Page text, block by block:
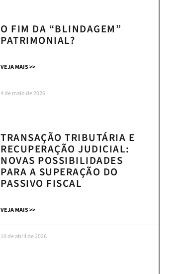
O FIM DA “BLINDAGEM”
PATRIMONIAL?
VEJA MAIS >>
4 de maio de 2026
TRANSAÇÃO TRIBUTÁRIA E
RECUPERAÇÃO JUDICIAL:
NOVAS POSSIBILIDADES
PARA A SUPERAÇÃO DO
PASSIVO FISCAL
VEJA MAIS >>
10 de abril de 2026